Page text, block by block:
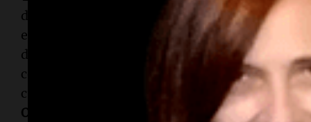
desarrollarla, y eso es aproximadamente el
embargo, deberá seguir convenciendo, ya que
dudan de la solidez del pacto para contener el
comunidad internacional también permanece
cumpla su promesa de que el acuerdo permitirá
Ormuz